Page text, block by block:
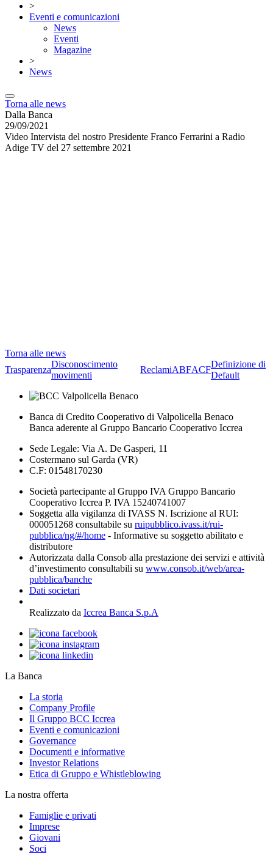
>
Eventi e comunicazioni
News
Eventi
Magazine
>
News
Torna alle news
Dalla Banca
29/09/2021
Video Intervista del nostro Presidente Franco Ferrarini a Radio
Adige TV del 27 settembre 2021
Torna alle news
Trasparenza
Disconoscimento
movimenti
ReclamiABFACF
Definizione di
Default
Banca di Credito Cooperativo di Valpolicella Benaco
Banca aderente al Gruppo Bancario Cooperativo Iccrea
Sede Legale: Via A. De Gasperi, 11
Costermano sul Garda (VR)
C.F: 01548170230
Società partecipante al Gruppo IVA Gruppo Bancario
Cooperativo Iccrea P. IVA 15240741007
Soggetta alla vigilanza di IVASS N. Iscrizione al RUI:
000051268 consultabile su ruipubblico.ivass.it/rui-
pubblica/ng/#/home - Informative su soggetto abilitato e
distributore
Autorizzata dalla Consob alla prestazione dei servizi e attività
d’investimento consultabili su www.consob.it/web/area-
pubblica/banche
Dati societari
Realizzato da Iccrea Banca S.p.A
La Banca
La storia
Company Profile
Il Gruppo BCC Iccrea
Eventi e comunicazioni
Governance
Documenti e informative
Investor Relations
Etica di Gruppo e Whistleblowing
La nostra offerta
Famiglie e privati
Imprese
Giovani
Soci